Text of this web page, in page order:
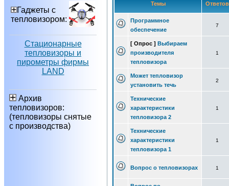
Гаджеты с
тепловизором:
Стационарные
тепловизоры и
пирометры фирмы
LAND
Архив
тепловизоров:
(тепловизоры снятые
с производства)
Темы
Программное
обеспечение
7
[ Опрос ] Выбираем
производителя
тепловизора
1
Может тепловизор
установить течь
2
Технические
характеристики
тепловизора 2
1
Технические
характеристики
тепловизора 1
1
Вопрос о тепловизорах 1